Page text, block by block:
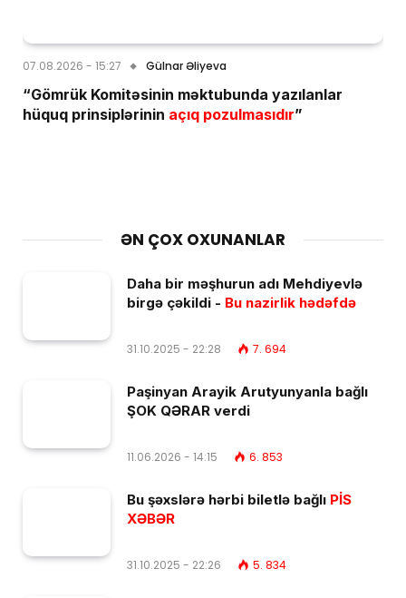
07.08.2026 - 15:27 Gülnar Əliyeva
“Gömrük Komitəsinin məktubunda yazılanlar
hüquq prinsiplərinin açıq pozulmasıdır”
ƏN ÇOX OXUNANLAR
Daha bir məşhurun adı Mehdiyevlə
birgə çəkildi - Bu nazirlik hədəfdə
31.10.2025 - 22:28 7. 694
Paşinyan Arayik Arutyunyanla bağlı
ŞOK QƏRAR verdi
11.06.2026 - 14:15 6. 853
Bu şəxslərə hərbi biletlə bağlı PİS
XƏBƏR
31.10.2025 - 22:26 5. 834